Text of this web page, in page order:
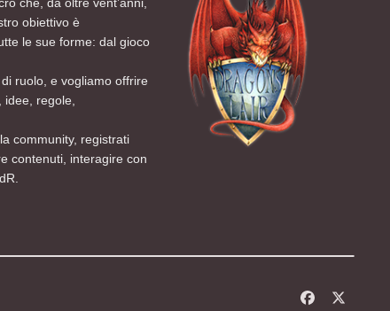
obiettivo è
le sue forme: dal gioco
ruolo, e vogliamo offrire
regole,
community, registrati
contenuti, interagire con